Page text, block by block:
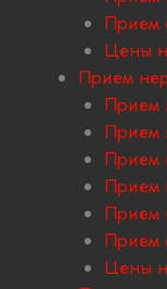
Прием
Цены
Прием
Прием
Прием
Прием
Прием
Прием
Прием
Цены